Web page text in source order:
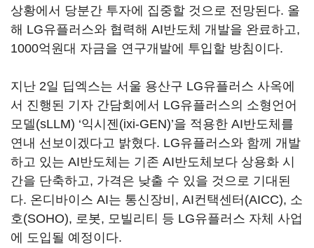
상황에서 당분간 투자에 집중할 것으로 전망된다. 올
해 LG유플러스와 협력해 AI반도체 개발을 완료하고,
1000억원대 자금을 연구개발에 투입할 방침이다.
지난 2일 딥엑스는 서울 용산구 LG유플러스 사옥에
서 진행된 기자 간담회에서 LG유플러스의 소형언어
모델(sLLM) ‘익시젠(ixi-GEN)’을 적용한 AI반도체를
연내 선보이겠다고 밝혔다. LG유플러스와 함께 개발
하고 있는 AI반도체는 기존 AI반도체보다 상용화 시
간을 단축하고, 가격은 낮출 수 있을 것으로 기대된
다. 온디바이스 AI는 통신장비, AI컨택센터(AICC), 소
호(SOHO), 로봇, 모빌리티 등 LG유플러스 자체 사업
에 도입될 예정이다.